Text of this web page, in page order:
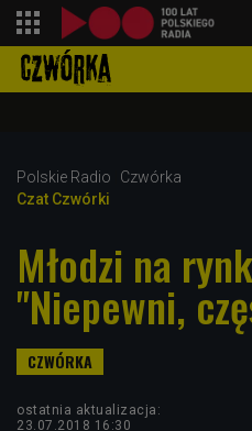
Polskie Radio
Czwórka
Czat Czwórki
Młodzi na
"Niepewni,
ostatnia aktualizacja:
23.07.2018 16:30